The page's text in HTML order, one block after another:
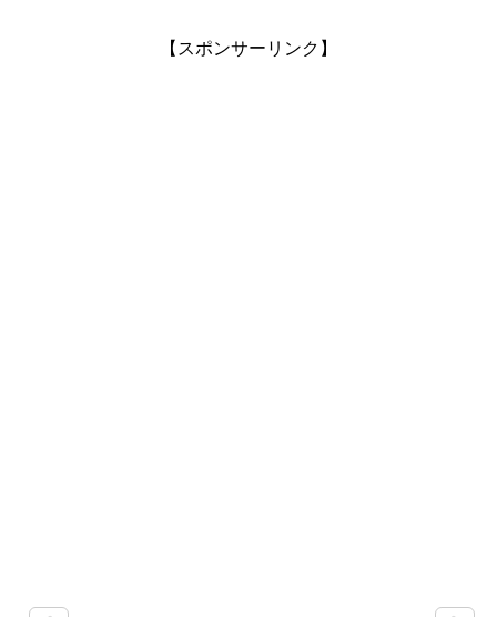
【スポンサーリンク】